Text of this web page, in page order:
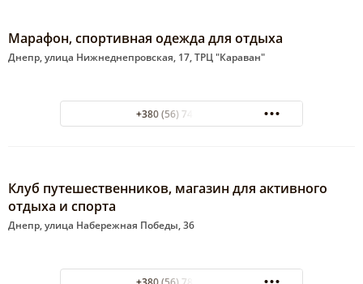
Марафон, спортивная одежда для отдыха
Днепр, улица Нижнеднепровская, 17, ТРЦ "Караван"
+380 (56) 747-91-99
Клуб путешественников, магазин для активного
отдыха и спорта
Днепр, улица Набережная Победы, 36